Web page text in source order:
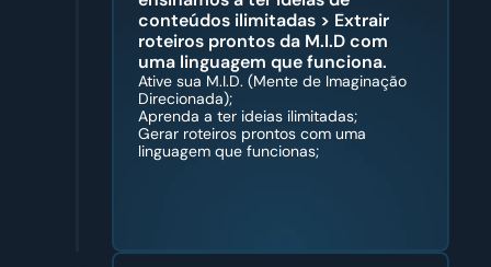
conteúdos ilimitadas > Extrair
roteiros prontos da M.I.D com
uma linguagem que funciona.
Ative sua M.I.D. (Mente de Imaginação
Direcionada);
Aprenda a ter ideias ilimitadas;
Gerar roteiros prontos com uma
linguagem que funcionas;